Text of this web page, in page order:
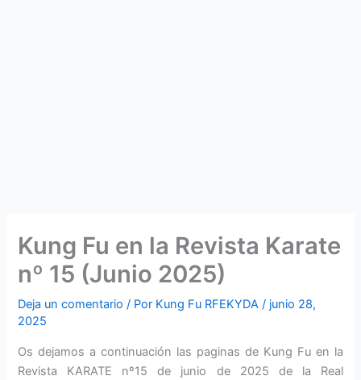
Kung Fu en la Revista Karate
nº 15 (Junio 2025)
Deja un comentario / Por Kung Fu RFEKYDA/ junio 28,
2025
Os dejamos a continuación las paginas de Kung Fu en la
Revista KARATE nº15 de junio de 2025 de la Real